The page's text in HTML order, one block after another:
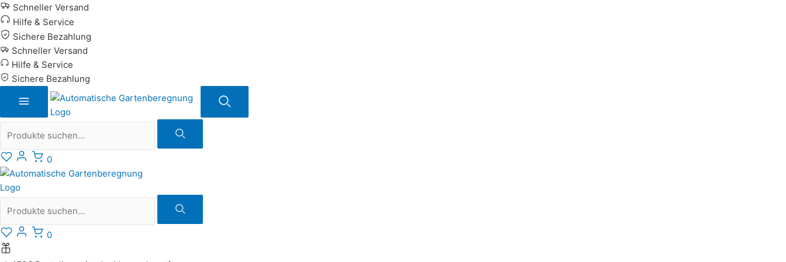
Zum
Inhalt
springen
Schneller Versand
Hilfe & Service
Sichere Bezahlung
Schneller Versand
Hilfe & Service
Sichere Bezahlung
Suche
0
Suche
0